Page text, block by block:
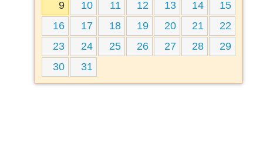
9
10 11 12 13 14
15
16
17 18 19 20 21
22
23
24 25 26 27 28
29
30
31